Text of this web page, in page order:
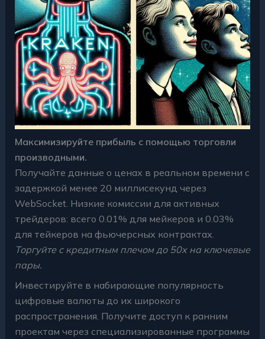
Максимизируйте прибыль с помощью торговли
производными.
Получайте данные о ценах в реальном времени с
задержкой менее 20 миллисекунд через
WebSocket. Низкие комиссии для активных
трейдеров: всего 0.01% для мейкеров и 0.03%
для тейкеров на фьючерсных контрактах.
Торгуйте с кредитным плечом до 50x на ключевые
пары.
Инвестируйте в набирающие популярность
цифровые валюты до их широкого
распространения. Получите доступ к ранним
проектам через специализированные программы